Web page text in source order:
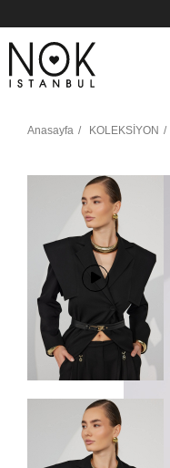
Anasayfa KOLEKSİYON